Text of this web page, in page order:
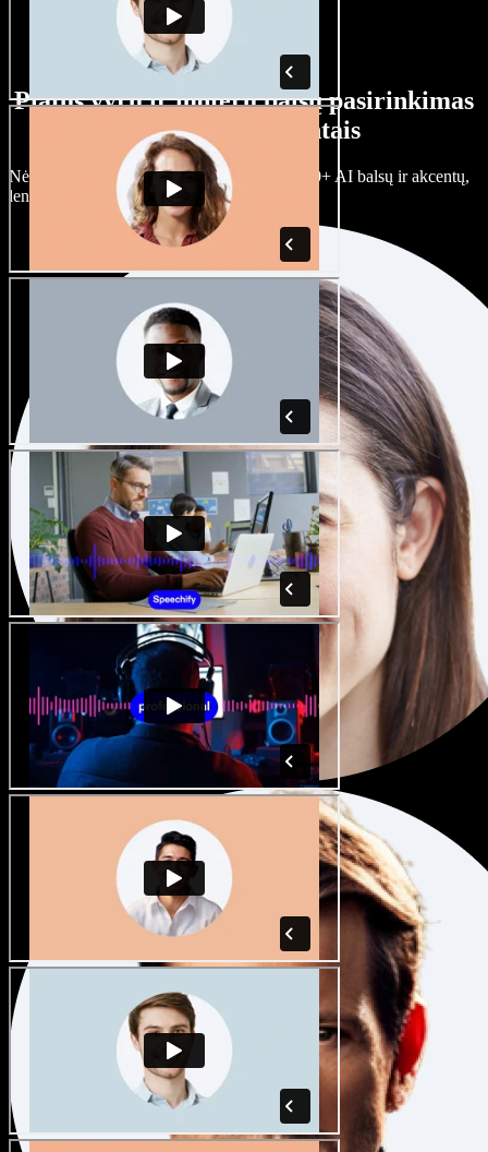
Platus vyrų ir moterų balsų pasirinkimas
su įvairiais akcentais
Nėra dviejų vienodų projektų. Rinkitės iš 100+ AI balsų ir akcentų,
lengvai juos prisitaikykite.